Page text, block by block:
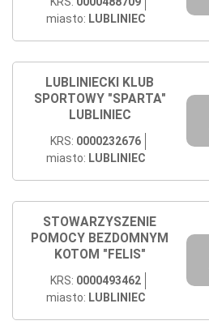
miasto: LUBLINIEC
LUBLINIECKI KLUB
SPORTOWY "SPARTA"
LUBLINIEC
KRS: 0000232676
miasto: LUBLINIEC
STOWARZYSZENIE
POMOCY BEZDOMNYM
KOTOM "FELIS"
KRS: 0000493462
miasto: LUBLINIEC